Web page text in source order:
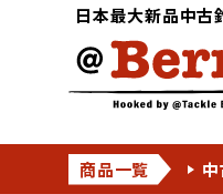
日本最大新品中古
商品一覧